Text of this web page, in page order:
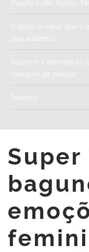
Traição e site Ashley
O tesão é maior que o
para adúlteros
Poliamor é inerente ao
coragem de praticar
Poliamor
Super